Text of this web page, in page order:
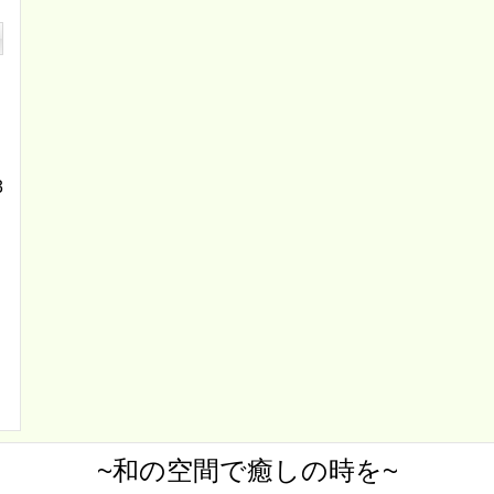
~和の空間で癒しの時を~